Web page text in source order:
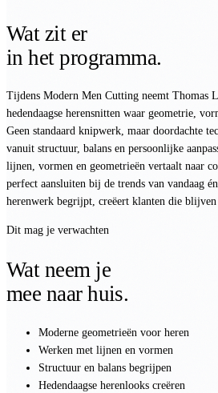
Wat zit er
in het programma.
Tijdens Modern Men Cutting neemt Thomas
hedendaagse herensnitten waar geometrie,
Geen standaard knipwerk, maar doordachte
vanuit structuur, balans en persoonlijke
lijnen, vormen en geometrieën vertaalt naar
perfect aansluiten bij de trends van vandaag
herenwerk begrijpt, creëert klanten die
Dit mag je verwachten
Wat neem je
mee naar huis.
Moderne geometrieën voor heren
Werken met lijnen en vormen
Structuur en balans begrijpen
Hedendaagse herenlooks creëren